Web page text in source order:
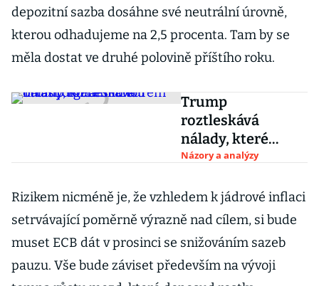
depozitní sazba dosáhne své neutrální úrovně,
kterou odhadujeme na 2,5 procenta. Tam by se
měla dostat ve druhé polovině příštího roku.
Trump
roztleskává
nálady, které
mohou otřást
Názory a analýzy
Rizikem nicméně je, že vzhledem k jádrové inflaci
setrvávající poměrně výrazně nad cílem, si bude
muset ECB dát v prosinci se snižováním sazeb
pauzu. Vše bude záviset především na vývoji